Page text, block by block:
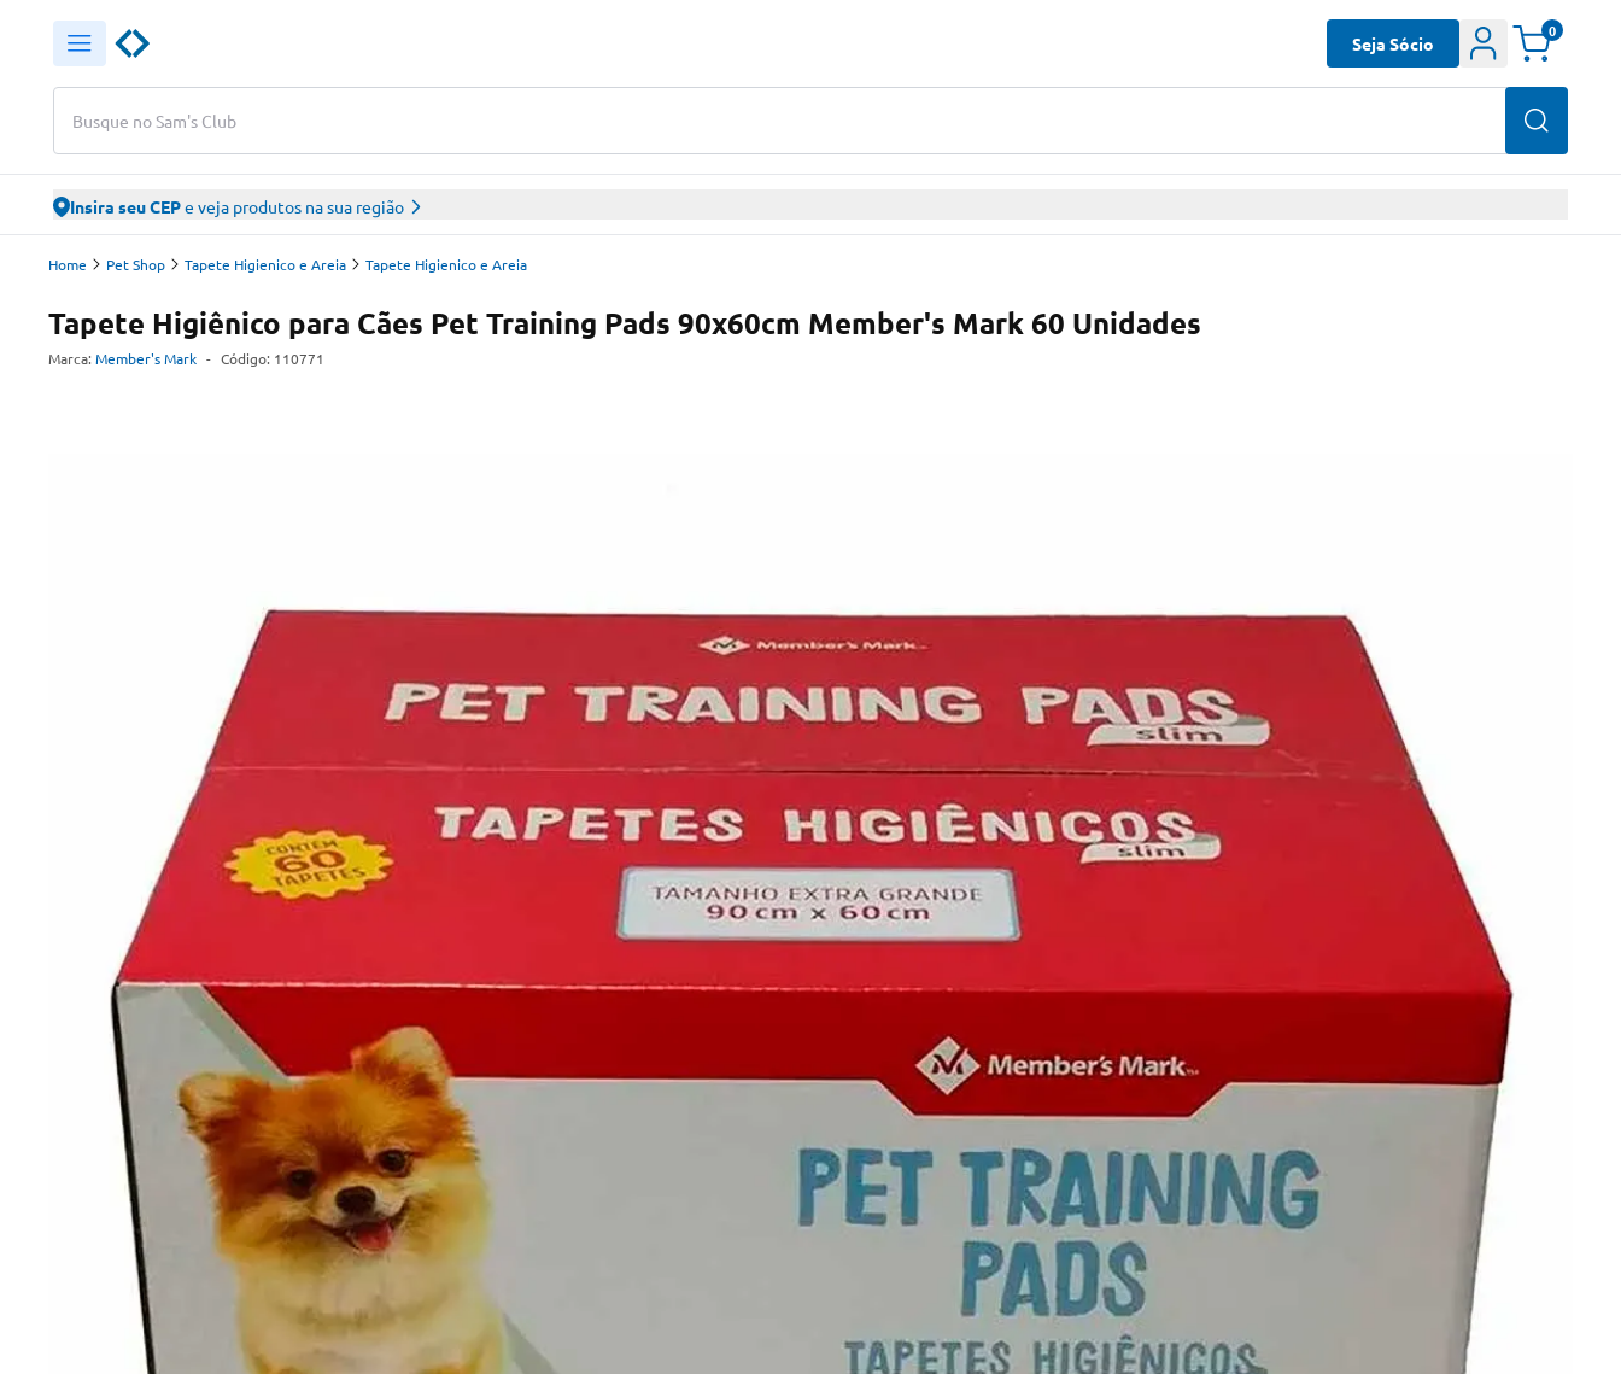
Busque no Sam's Club
Seja Sócio
0
Insira seu CEPe veja produtos na sua região
Home Pet Shop Tapete Higienico e Areia Tapete Higienico e Areia
Tapete Higiênico para Cães Pet Training Pads 90x60cm Member's Mark 60 Unidades
Marca: Member's Mark - Código: 110771